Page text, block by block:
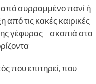
από συρραμμένο πανί ή
τις κακές καιρικές
γέφυρας – σκοπιά στο
που επιτηρεί, που